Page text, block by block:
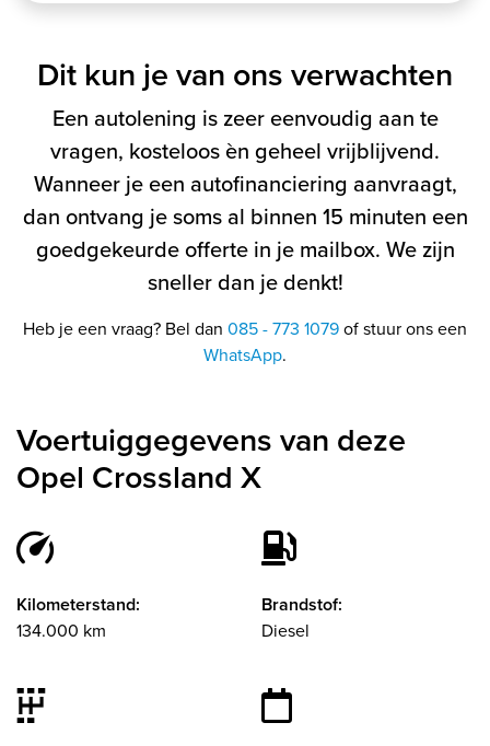
Dit kun je van ons verwachten
Een autolening is zeer eenvoudig aan te
vragen, kosteloos èn geheel vrijblijvend.
Wanneer je een autofinanciering aanvraagt,
dan ontvang je soms al binnen 15 minuten een
goedgekeurde offerte in je mailbox. We zijn
sneller dan je denkt!
Heb je een vraag? Bel dan 085 - 773 1079of stuur ons een
WhatsApp.
Voertuiggegevens van deze
Opel Crossland X
Kilometerstand:
134.000 km
Brandstof:
Diesel